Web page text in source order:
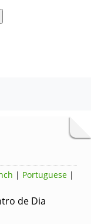
| Portuguese |
de Dia